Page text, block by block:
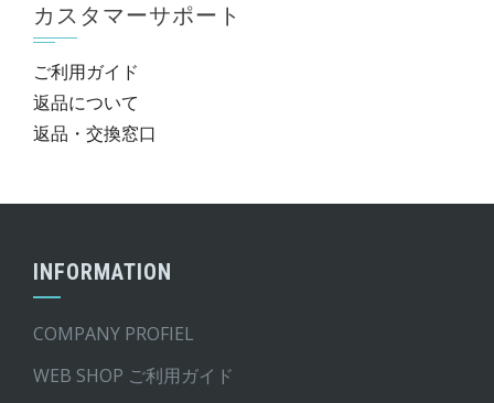
カスタマーサポート
ご利用ガイド
返品について
返品・交換窓口
INFORMATION
COMPANY PROFIEL
WEB SHOP ご利用ガイド